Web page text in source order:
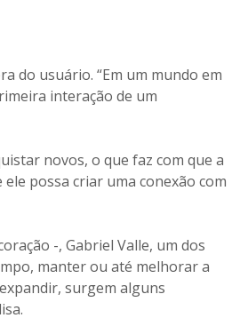
do usuário. “Em um mundo em
interação de um
novos, o que faz com que a
possa criar uma conexão com
-, Gabriel Valle, um dos
manter ou até melhorar a
surgem alguns